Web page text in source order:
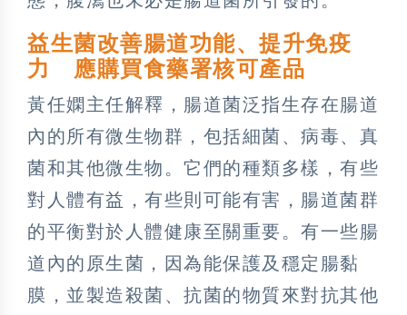
益生菌改善腸道功能、提升免疫
力 應購買食藥署核可產品
黃任嫻主任解釋，腸道菌泛指生存在腸道
內的所有微生物群，包括細菌、病毒、真
菌和其他微生物。它們的種類多樣，有些
對人體有益，有些則可能有害，腸道菌群
的平衡對於人體健康至關重要。有一些腸
道內的原生菌，因為能保護及穩定腸黏
膜，並製造殺菌、抗菌的物質來對抗其他